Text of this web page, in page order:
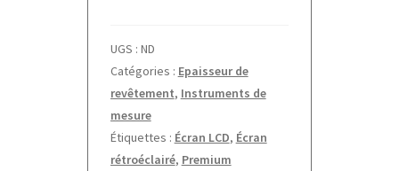
revêtement
TG
Kern
UGS : ND
Catégories : Epaisseur de
revêtement, Instruments de
mesure
Étiquettes : Écran LCD, Écran
rétroéclairé, Premium